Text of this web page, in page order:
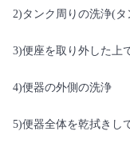
2)タンク周りの洗浄(
3)便座を取り外した上
4)便器の外側の洗浄
5)便器全体を乾拭きし